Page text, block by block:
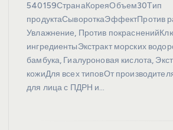
540159СтранаКореяОбъем30Тип
продуктаСывороткаЭффектПротив
Увлажнение, Против
ингредиентыЭкстракт морских
бамбука, Гиалуроновая кислота,
кожиДля всех типовОт
для лица с ПДРН и…